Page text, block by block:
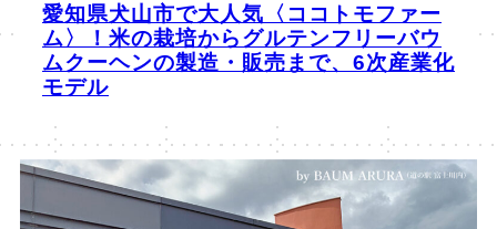
愛知県犬山市で大人気〈ココトモファー
ム〉！米の栽培からグルテンフリーバウ
ムクーヘンの製造・販売まで、6次産業化
モデル